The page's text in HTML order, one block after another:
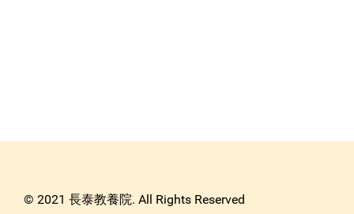
© 2021 長泰教養院. All Rights Reserved